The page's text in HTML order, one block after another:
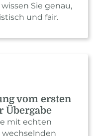
Sie genau,
und fair.
vom ersten
Übergabe
mit echten